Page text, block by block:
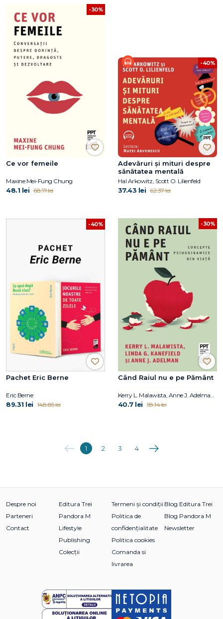
-30%
Ce vor femeile
Maxine Mei-Fung Chung
48.1 lei 68.71 lei
-40%
Adevăruri și mituri despre
sănătatea mentală
Hal Arkowitz, Scott O. Lilienfeld
37.43 lei 62.37 lei
-40%
Pachet Eric Berne
Eric Berne
89.31 lei 148.85 lei
-30%
Când Raiul nu e pe Pământ
Kerry L. Malawista, Anne J. Adelman, Linda G. Kanefield
40.7 lei 58.14 lei
Anterioara
1 2 3 4 Următoarea
Despre noi
Parteneri
Contact
Editura Trei
Pandora M
Lifestyle
Publishing
Colecții
Termeni și condiții
Politica de
confidențialitate
Politica cookies
Comanda si
livrarea
Blog Editura Trei
Blog Pandora M
Newsletter